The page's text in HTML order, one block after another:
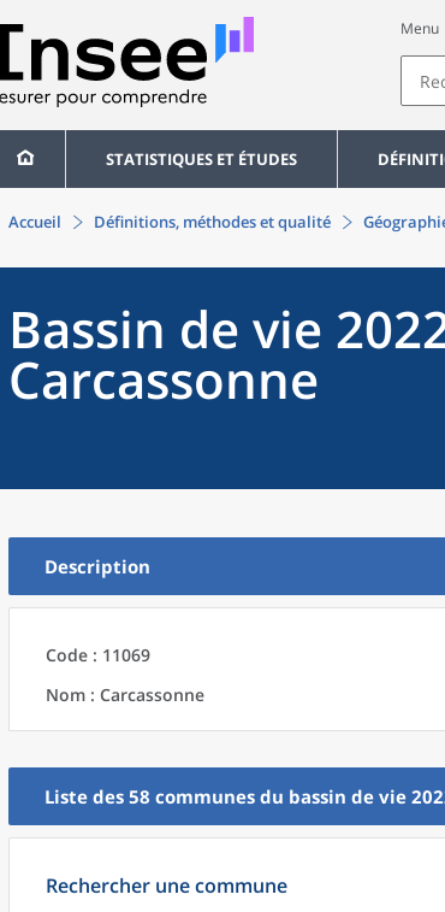
Menu
STATISTIQUES ET ÉTUDES
Accueil Définitions, méthodes et qualité
Bassin de vie
Carcassonne
Description
Code : 11069
Nom : Carcassonne
Liste des 58 communes du bassin de vie
Rechercher une commune